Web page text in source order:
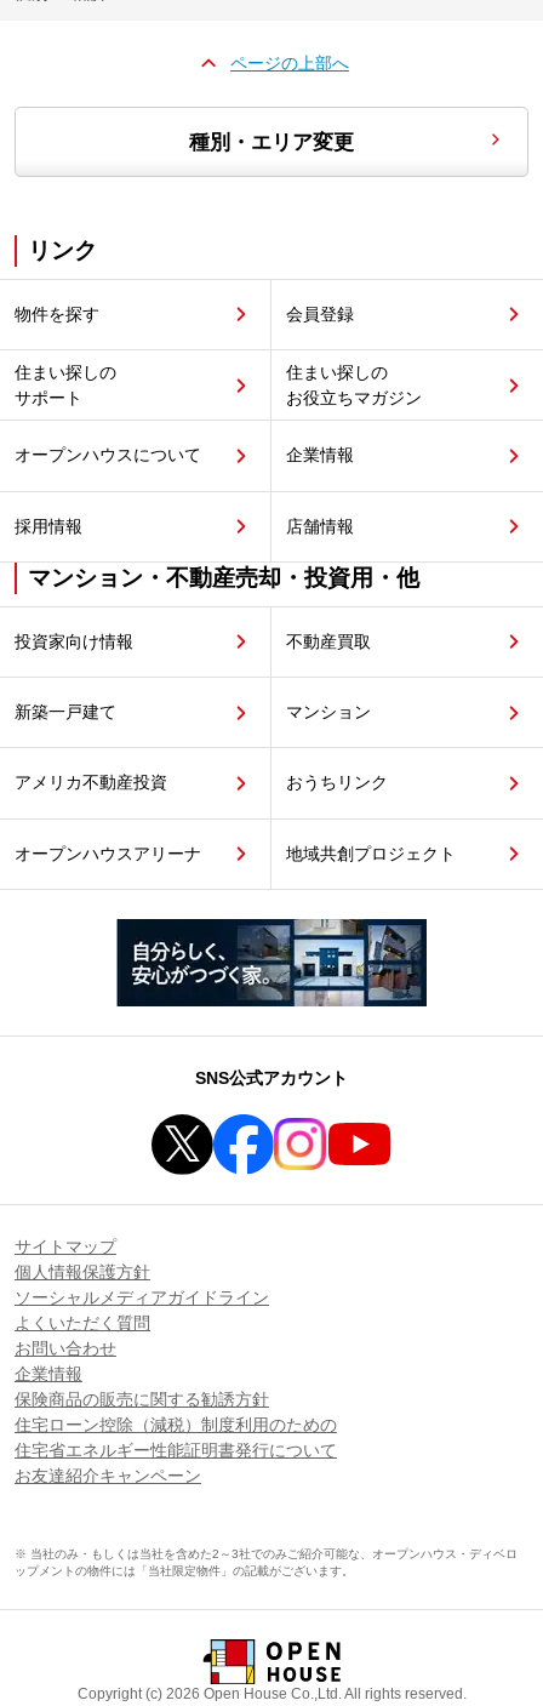
ページの上部へ
種別・エリア変更
リンク
物件を探す 会員登録
住まい探しの
サポート
住まい探しの
お役立ちマガジン
オープンハウスについて 企業情報
採用情報 店舗情報
マンション・不動産売却・投資用・他
投資家向け情報 不動産買取
新築一戸建て マンション
アメリカ不動産投資 おうちリンク
オープンハウスアリーナ 地域共創プロジェクト
SNS公式アカウント
サイトマップ
個人情報保護方針
ソーシャルメディアガイドライン
よくいただく質問
お問い合わせ
企業情報
保険商品の販売に関する勧誘方針
住宅ローン控除（減税）制度利用のための
住宅省エネルギー性能証明書発行について
お友達紹介キャンペーン
※ 当社のみ・もしくは当社を含めた2～3社でのみご紹介可能な、オープンハウス・ディベロ
ップメントの物件には「当社限定物件」の記載がございます。
Copyright (c) 2026 Open House Co.,Ltd. All rights reserved.